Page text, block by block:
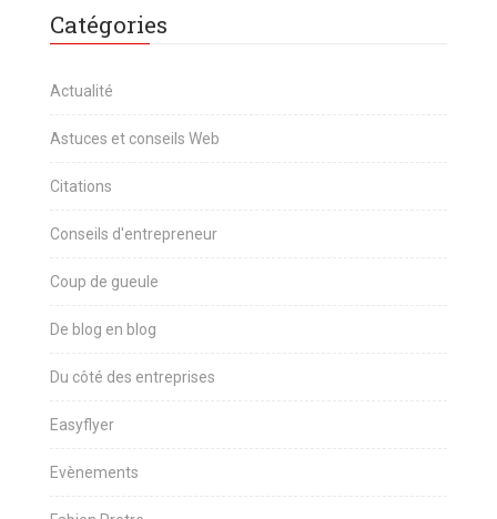
Catégories
Actualité
Astuces et conseils Web
Citations
Conseils d'entrepreneur
Coup de gueule
De blog en blog
Du côté des entreprises
Easyflyer
Evènements